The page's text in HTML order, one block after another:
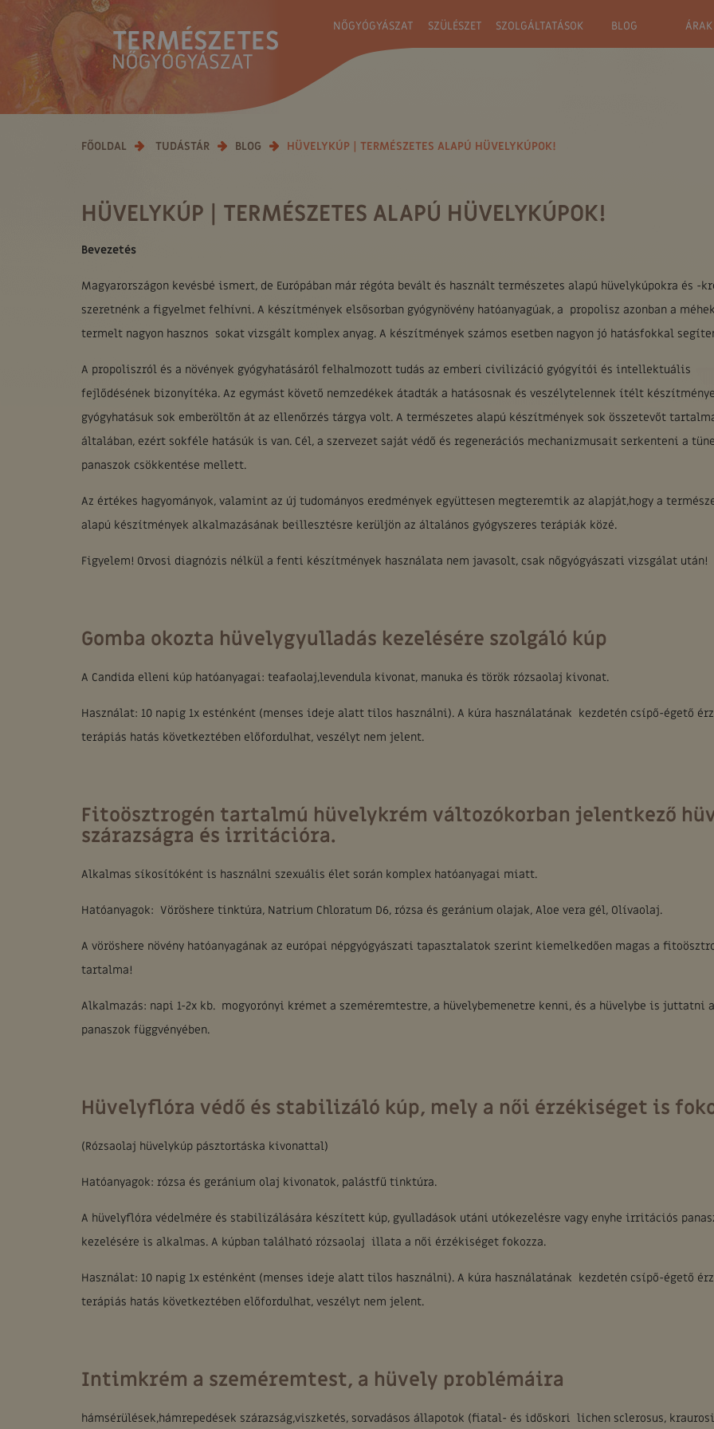
NŐGYÓGYÁSZAT SZÜLÉSZET SZOLGÁLTATÁSOK BLOG ÁRAK
FŐOLDAL TUDÁSTÁR BLOG HÜVELYKÚP | TERMÉSZETES ALAPÚ HÜVELYKÚPOK!
HÜVELYKÚP | TERMÉSZETES ALAPÚ HÜVELYKÚPOK!
Bevezetés
Magyarországon kevésbé ismert, de Európában már régóta bevált és használt természetes alapú hüvelykúpokra és -
szeretnénk a figyelmet felhívni. A készítmények elsősorban gyógynövény hatóanyagúak, a propolisz azonban a
termelt nagyon hasznos sokat vizsgált komplex anyag. A készítmények számos esetben nagyon jó hatásfokkal
A propoliszról és a növények gyógyhatásáról felhalmozott tudás az emberi civilizáció gyógyítói és intellektuális
fejlődésének bizonyítéka. Az egymást követő nemzedékek átadták a hatásosnak és veszélytelennek ítélt
gyógyhatásuk sok emberöltőn át az ellenőrzés tárgya volt. A természetes alapú készítmények sok összetevőt
általában, ezért sokféle hatásúk is van. Cél, a szervezet saját védő és regenerációs mechanizmusait serkenteni a
panaszok csökkentése mellett.
Az értékes hagyományok, valamint az új tudományos eredmények együttesen megteremtik az alapját,hogy a
alapú készítmények alkalmazásának beillesztésre kerüljön az általános gyógyszeres terápiák közé.
Figyelem! Orvosi diagnózis nélkül a fenti készítmények használata nem javasolt, csak nőgyógyászati vizsgálat után!
Gomba okozta hüvelygyulladás kezelésére szolgáló kúp
A Candida elleni kúp hatóanyagai: teafaolaj,levendula kivonat, manuka és török rózsaolaj kivonat.
Használat: 10 napig 1x esténként (menses ideje alatt tilos használni). A kúra használatának kezdetén csípő-égető
terápiás hatás következtében előfordulhat, veszélyt nem jelent.
Fitoösztrogén tartalmú hüvelykrém változókorban jelentkező
szárazságra és irritációra.
Alkalmas síkosítóként is használni szexuális élet során komplex hatóanyagai miatt.
Hatóanyagok: Vöröshere tinktúra, Natrium Chloratum D6, rózsa és geránium olajak, Aloe vera gél, Olívaolaj.
A vöröshere növény hatóanyagának az európai népgyógyászati tapasztalatok szerint kiemelkedően magas a
tartalma!
Alkalmazás: napi 1-2x kb. mogyorónyi krémet a szeméremtestre, a hüvelybemenetre kenni, és a hüvelybe is juttatni a
panaszok függvényében.
Hüvelyflóra védő és stabilizáló kúp, mely a női érzékiséget is
(Rózsaolaj hüvelykúp pásztortáska kivonattal)
Hatóanyagok: rózsa és geránium olaj kivonatok, palástfű tinktúra.
A hüvelyflóra védelmére és stabilizálására készített kúp, gyulladások utáni utókezelésre vagy enyhe irritációs
kezelésére is alkalmas. A kúpban található rózsaolaj illata a női érzékiséget fokozza.
Használat: 10 napig 1x esténként (menses ideje alatt tilos használni). A kúra használatának kezdetén csípő-égető
terápiás hatás következtében előfordulhat, veszélyt nem jelent.
Intimkrém a szeméremtest, a hüvely problémáira
hámsérülések,hámrepedések szárazság,viszketés, sorvadásos állapotok (fiatal- és időskori lichen sclerosus,